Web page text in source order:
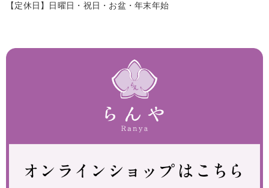
【定休日】日曜日・祝日・お盆・年末年始